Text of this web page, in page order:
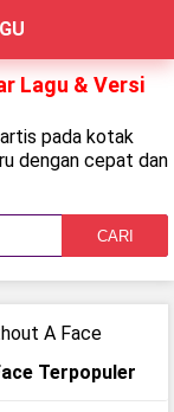
Lagu & Versi
pada kotak
dengan cepat dan
CARI
A Face
Terpopuler